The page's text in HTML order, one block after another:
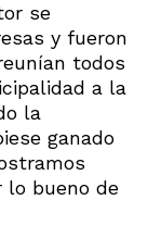
se
y fueron
todos
a la
la
ganado
lo bueno de